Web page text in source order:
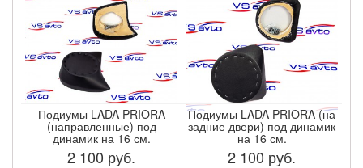
Подиумы LADA PRIORA
(направленные) под
динамик на 16 см.
2 100 руб.
Подиумы LADA PRIORA (на
задние двери) под динамик
на 16 см.
2 100 руб.